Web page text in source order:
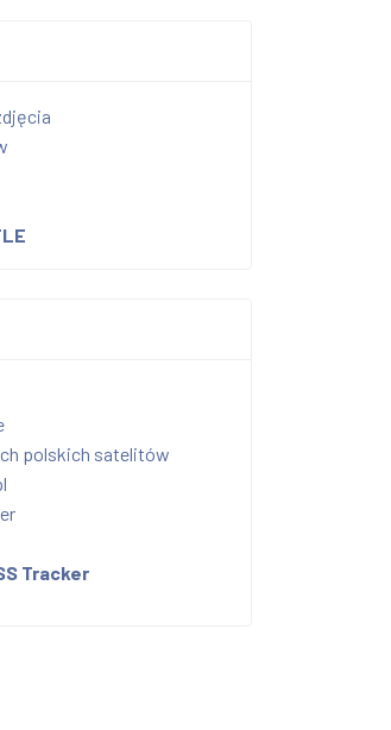
polskich satelitów
Tracker